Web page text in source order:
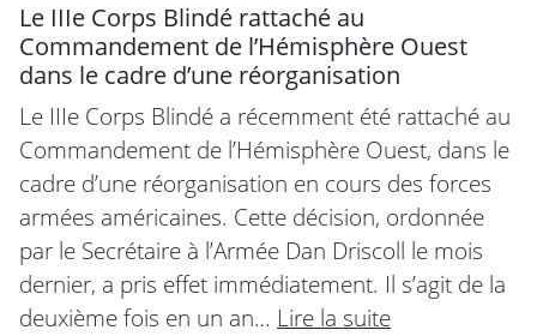
Le IIIe Corps Blindé rattaché au
Commandement de l’Hémisphère Ouest
dans le cadre d’une réorganisation
Le IIIe Corps Blindé a récemment été rattaché au
Commandement de l’Hémisphère Ouest, dans le
cadre d’une réorganisation en cours des forces
armées américaines. Cette décision, ordonnée
par le Secrétaire à l’Armée Dan Driscoll le mois
dernier, a pris effet immédiatement. Il s’agit de la
deuxième fois en un an… Lire la suite